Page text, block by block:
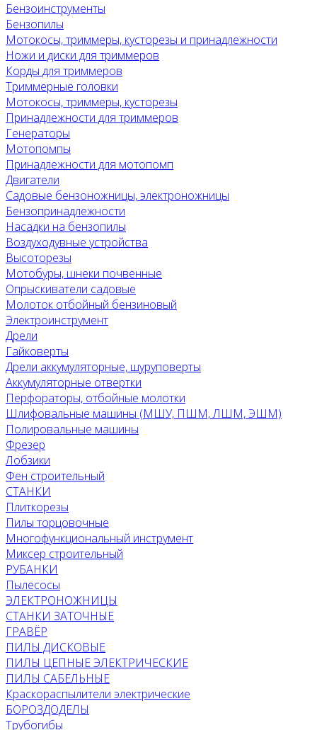
Бензоинструменты
Бензопилы
Мотокосы, триммеры, кусторезы и принадлежности
Ножи и диски для триммеров
Корды для триммеров
Триммерные головки
Мотокосы, триммеры, кусторезы
Принадлежности для триммеров
Генераторы
Мотопомпы
Принадлежности для мотопомп
Двигатели
Садовые бензоножницы, электроножницы
Бензопринадлежности
Насадки на бензопилы
Воздуходувные устройства
Высоторезы
Мотобуры, шнеки почвенные
Опрыскиватели садовые
Молоток отбойный бензиновый
Электроинструмент
Дрели
Гайковерты
Дрели аккумуляторные, шуруповерты
Аккумуляторные отвертки
Перфораторы, отбойные молотки
Шлифовальные машины (МШУ, ПШМ, ЛШМ, ЭШМ)
Полировальные машины
Фрезер
Лобзики
Фен строительный
СТАНКИ
Плиткорезы
Пилы торцовочные
Многофункциональный инструмент
Миксер строительный
РУБАНКИ
Пылесосы
ЭЛЕКТРОНОЖНИЦЫ
СТАНКИ ЗАТОЧНЫЕ
ГРАВЁР
ПИЛЫ ДИСКОВЫЕ
ПИЛЫ ЦЕПНЫЕ ЭЛЕКТРИЧЕСКИЕ
ПИЛЫ САБЕЛЬНЫЕ
Краскораспылители электрические
БОРОЗДОДЕЛЫ
Трубогибы